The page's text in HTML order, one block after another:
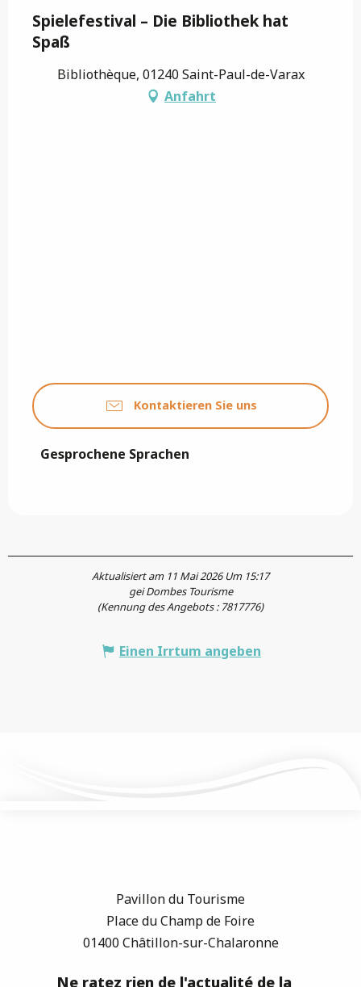
Spielefestival – Die Bibliothek hat
Spaß
Bibliothèque, 01240 Saint-Paul-de-Varax
Anfahrt
Kontaktieren Sie uns
Gesprochene Sprachen
Gesprochene Sprachen
Aktualisiert am 11 Mai 2026 Um 15:17
gei Dombes Tourisme
(Kennung des Angebots : 7817776)
Einen Irrtum angeben
Pavillon du Tourisme
Place du Champ de Foire
01400 Châtillon-sur-Chalaronne
Ne ratez rien de l'actualité de la